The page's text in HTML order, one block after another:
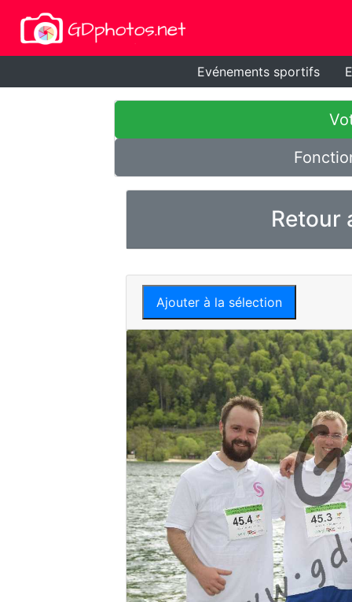
Evénements sportifs
Retour
Ajouter à la sélection